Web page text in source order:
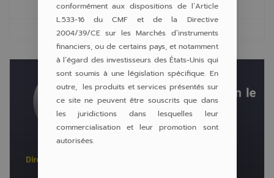
24 juillet 2025 16h50
conformément aux dispositions de l’Article
L.533-16 du CMF et de la Directive
2004/39/CE sur les Marchés d’instruments
financiers, ou de certains pays, et notamment
à l’égard des investisseurs des États-Unis qui
sont soumis à une législation spécifique. En
outre, les produits et services présentés sur
ce site ne peuvent être souscrits que dans
les juridictions dans lesquelles leur
commercialisation et leur promotion sont
autorisées.